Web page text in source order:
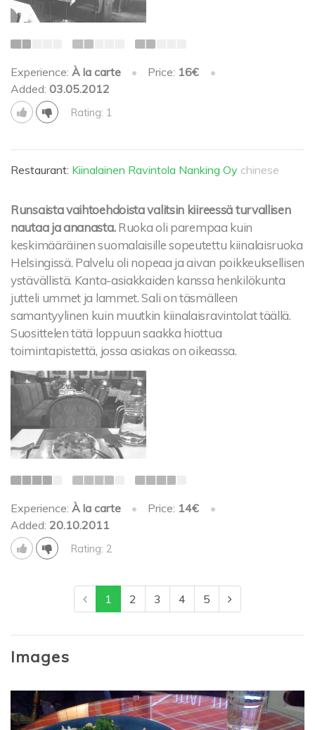
Experience: À la carte • Price: 16€
•
Added: 03.05.2012
Rating: 1
Restaurant: Kiinalainen Ravintola Nanking Oy chinese
Runsaista vaihtoehdoista valitsin kiireessä turvallisen
nautaa ja ananasta. Ruoka oli parempaa kuin
keskimääräinen suomalaisille sopeutettu kiinalaisruoka
Helsingissä. Palvelu oli nopeaa ja aivan poikkeuksellisen
ystävällistä. Kanta-asiakkaiden kanssa henkilökunta
jutteli ummet ja lammet. Sali on täsmälleen
samantyylinen kuin muutkin kiinalaisravintolat täällä.
Suosittelen tätä loppuun saakka hiottua
toimintapistettä, jossa asiakas on oikeassa.
Experience: À la carte • Price: 14€
•
Added: 20.10.2011
Rating: 2
1 2 3 4 5
Images